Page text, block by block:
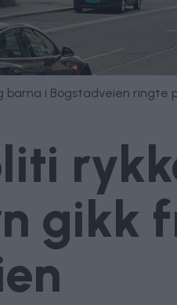
i Bogstadveien
gikk